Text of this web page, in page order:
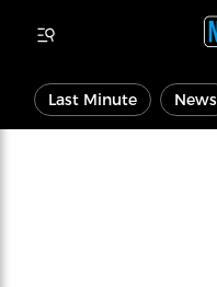
Last Minute News